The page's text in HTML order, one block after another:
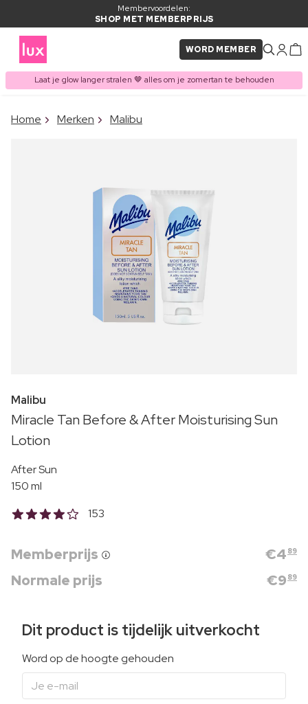
Membervoordelen:
SHOP MET MEMBERPRIJS
WORD MEMBER
Laat je glow langer stralen 🤎 alles om je zomertan te behouden
ITEM TOEGEVOEGD AAN
Home Merken Malibu
Malibu
Miracle Tan Before & After Moisturising Sun
Lotion
After Sun
150 ml
153
Memberprijs €4 89
Normale prijs €9 89
Dit product is tijdelijk uitverkocht
Word op de hoogte gehouden